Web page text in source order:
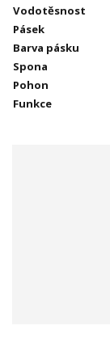
Vodotěsnost
Pásek
Barva pásku
Spona
Pohon
Funkce